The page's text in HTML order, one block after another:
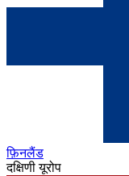
फ़िनलैंड
दक्षिणी यूरोप